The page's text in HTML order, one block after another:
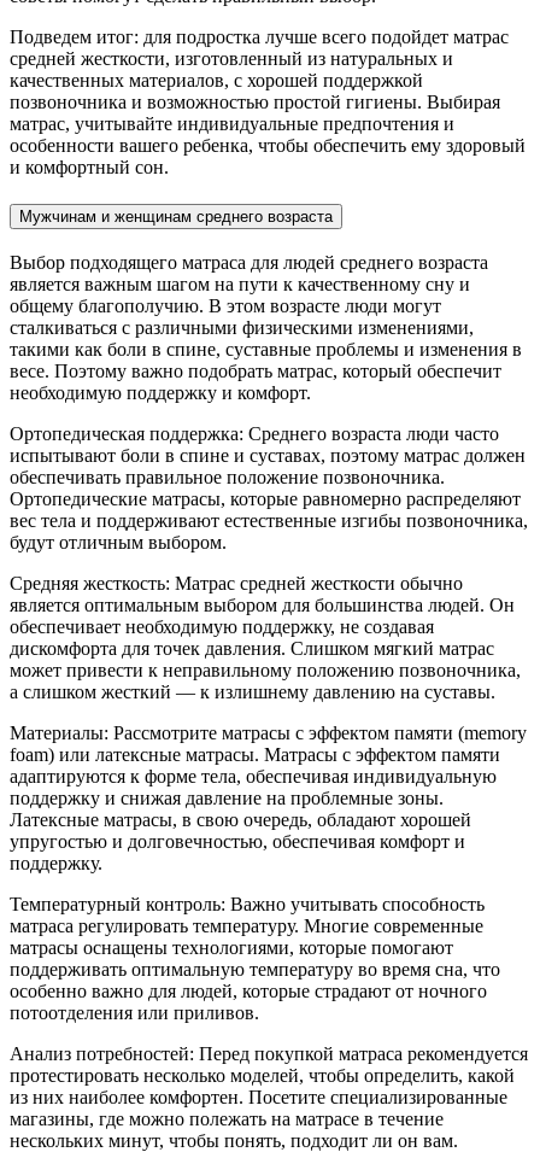
Подведем итог: для подростка лучше всего подойдет матрас
средней жесткости, изготовленный из натуральных и
качественных материалов, с хорошей поддержкой
позвоночника и возможностью простой гигиены. Выбирая
матрас, учитывайте индивидуальные предпочтения и
особенности вашего ребенка, чтобы обеспечить ему здоровый
и комфортный сон.
Мужчинам и женщинам среднего возраста
Выбор подходящего матраса для людей среднего возраста
является важным шагом на пути к качественному сну и
общему благополучию. В этом возрасте люди могут
сталкиваться с различными физическими изменениями,
такими как боли в спине, суставные проблемы и изменения в
весе. Поэтому важно подобрать матрас, который обеспечит
необходимую поддержку и комфорт.
Ортопедическая поддержка: Среднего возраста люди часто
испытывают боли в спине и суставах, поэтому матрас должен
обеспечивать правильное положение позвоночника.
Ортопедические матрасы, которые равномерно распределяют
вес тела и поддерживают естественные изгибы позвоночника,
будут отличным выбором.
Средняя жесткость: Матрас средней жесткости обычно
является оптимальным выбором для большинства людей. Он
обеспечивает необходимую поддержку, не создавая
дискомфорта для точек давления. Слишком мягкий матрас
может привести к неправильному положению позвоночника,
а слишком жесткий — к излишнему давлению на суставы.
Материалы: Рассмотрите матрасы с эффектом памяти (memory
foam) или латексные матрасы. Матрасы с эффектом памяти
адаптируются к форме тела, обеспечивая индивидуальную
поддержку и снижая давление на проблемные зоны.
Латексные матрасы, в свою очередь, обладают хорошей
упругостью и долговечностью, обеспечивая комфорт и
поддержку.
Температурный контроль: Важно учитывать способность
матраса регулировать температуру. Многие современные
матрасы оснащены технологиями, которые помогают
поддерживать оптимальную температуру во время сна, что
особенно важно для людей, которые страдают от ночного
потоотделения или приливов.
Анализ потребностей: Перед покупкой матраса рекомендуется
протестировать несколько моделей, чтобы определить, какой
из них наиболее комфортен. Посетите специализированные
магазины, где можно полежать на матрасе в течение
нескольких минут, чтобы понять, подходит ли он вам.